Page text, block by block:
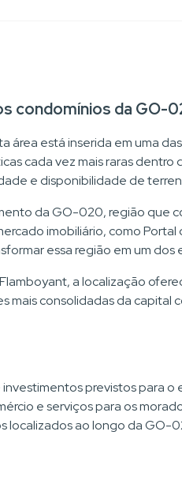
condomínios da GO-
área está inserida em uma
cada vez mais raras
e disponibilidade de
da GO-020, região que
imobiliário, como
essa região em um
a localização
mais consolidadas da
previstos para
e serviços para os
localizados ao longo da GO-